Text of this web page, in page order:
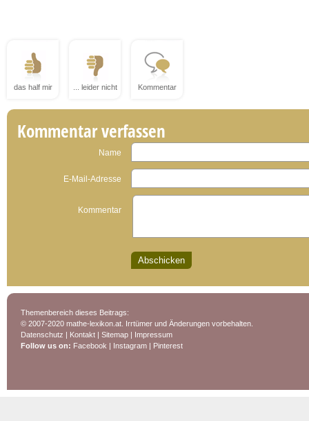
das half mir ... leider nicht Kommentar
Kommentar verfassen
Name
E-Mail-Adresse
Kommentar
Themenbereich dieses Beitrags:
© 2007-2020 mathe-lexikon.at. Irrtümer und Änderungen vorbehalten.
Datenschutz | Kontakt | Sitemap | Impressum
Follow us on: Facebook | Instagram | Pinterest